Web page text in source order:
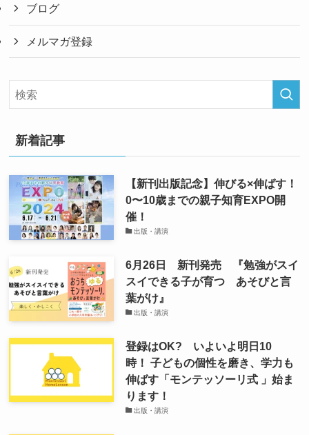
ブログ
メルマガ登録
新着記事
【新刊出版記念】伸びる×伸ばす！
0〜10歳までの親子知育EXPO開
催！
出版・講演
6月26日 新刊発売 『勉強がスイ
スイできる子が育つ あそびと言
葉がけ』
出版・講演
登録はOK? いよいよ明日10
時！ 子どもの個性を磨き、学力も
伸ばす「モンテッソーリ式 」始ま
ります！
出版・講演